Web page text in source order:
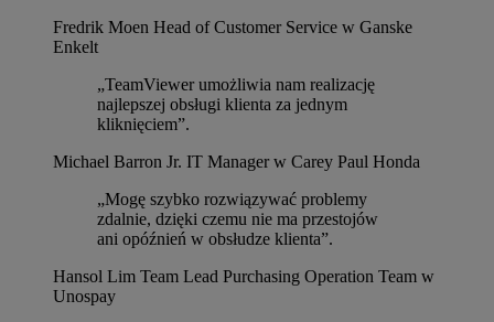
Fredrik Moen Head of Customer Service w Ganske
Enkelt
„TeamViewer umożliwia nam realizację
najlepszej obsługi klienta za jednym
kliknięciem”.
Michael Barron Jr. IT Manager w Carey Paul Honda
„Mogę szybko rozwiązywać problemy
zdalnie, dzięki czemu nie ma przestojów
ani opóźnień w obsłudze klienta”.
Hansol Lim Team Lead Purchasing Operation Team w
Unospay